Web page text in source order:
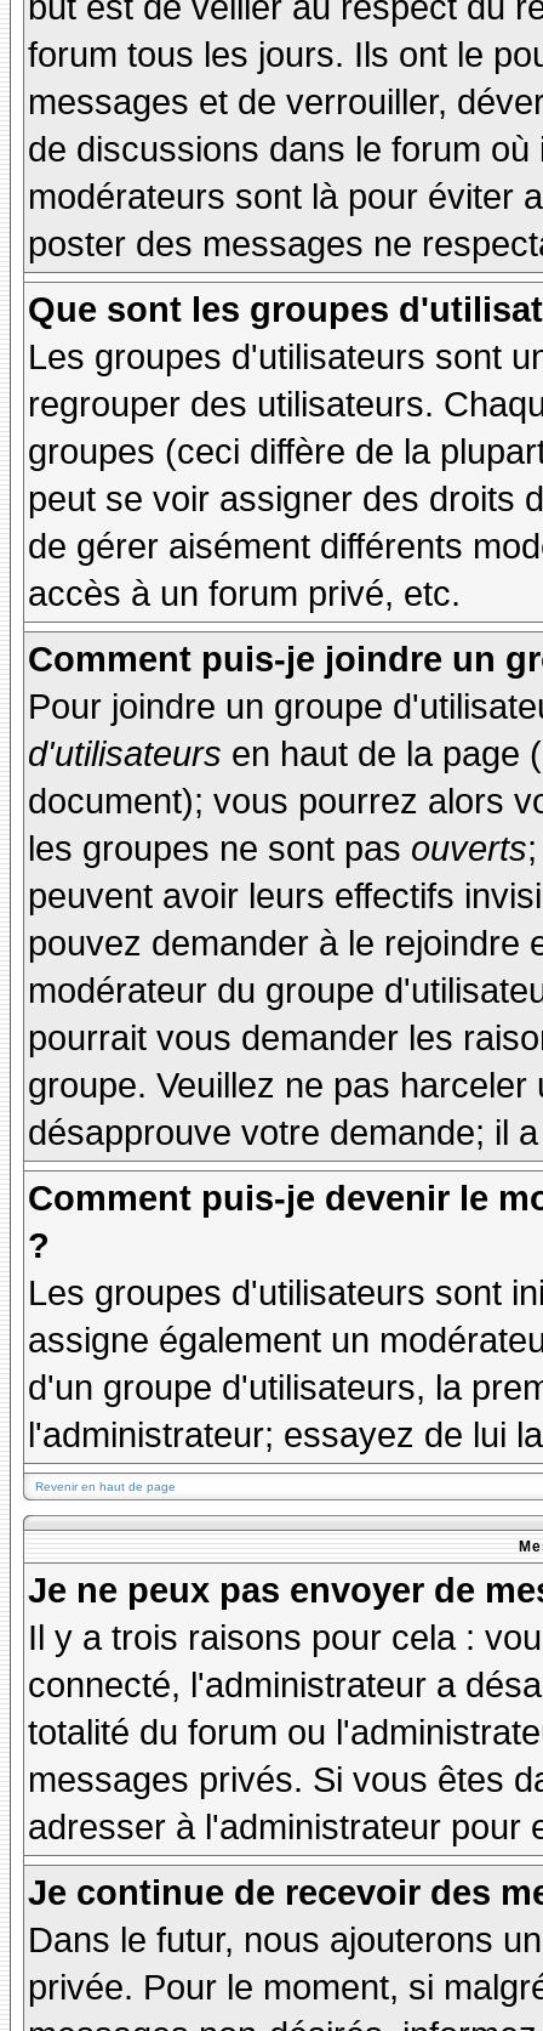
forum tous les jours. Ils ont le
messages et de verrouiller,
de discussions dans le forum
modérateurs sont là pour éviter
poster des messages ne
Que sont les groupes
Les groupes d'utilisateurs sont
regrouper des utilisateurs.
groupes (ceci diffère de la
peut se voir assigner des droits
de gérer aisément différents
accès à un forum privé, etc.
Comment puis-je joindre un
Pour joindre un groupe
d'utilisateurs en haut de la page
document); vous pourrez alors
les groupes ne sont pas ouverts
peuvent avoir leurs effectifs
pouvez demander à le rejoindre
modérateur du groupe
pourrait vous demander les
groupe. Veuillez ne pas
désapprouve votre demande; il
Comment puis-je devenir le
?
Les groupes d'utilisateurs sont
assigne également un
d'un groupe d'utilisateurs, la
l'administrateur; essayez de lui
Revenir en haut de page
Je ne peux pas envoyer de
Il y a trois raisons pour cela :
connecté, l'administrateur a
totalité du forum ou
messages privés. Si vous êtes
adresser à l'administrateur pour
Je continue de recevoir des
Dans le futur, nous ajouterons
privée. Pour le moment, si